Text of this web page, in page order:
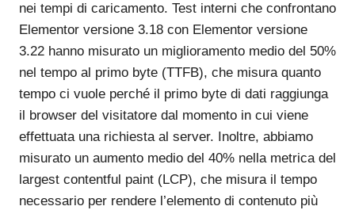
nei tempi di caricamento. Test interni che confrontano
Elementor versione 3.18 con Elementor versione
3.22 hanno misurato un miglioramento medio del 50%
nel tempo al primo byte (TTFB), che misura quanto
tempo ci vuole perché il primo byte di dati raggiunga
il browser del visitatore dal momento in cui viene
effettuata una richiesta al server. Inoltre, abbiamo
misurato un aumento medio del 40% nella metrica del
largest contentful paint (LCP), che misura il tempo
necessario per rendere l’elemento di contenuto più